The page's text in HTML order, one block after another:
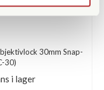
30mm Snap-
30)
i lager